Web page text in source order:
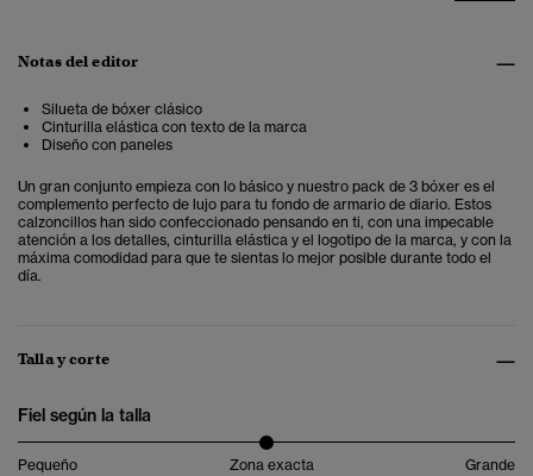
Notas del editor
Silueta de bóxer clásico
Cinturilla elástica con texto de la marca
Diseño con paneles
Un gran conjunto empieza con lo básico y nuestro pack de 3 bóxer es el
complemento perfecto de lujo para tu fondo de armario de diario. Estos
calzoncillos han sido confeccionado pensando en ti, con una impecable
atención a los detalles, cinturilla elástica y el logotipo de la marca, y con la
máxima comodidad para que te sientas lo mejor posible durante todo el
día.
Talla y corte
Fiel según la talla
Pequeño Zona exacta Grande